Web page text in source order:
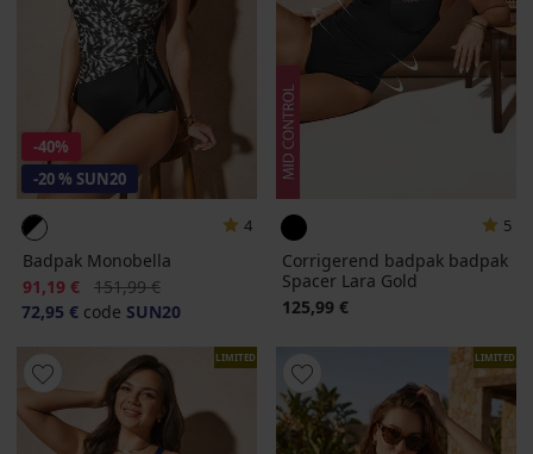
-40%
-20 % SUN20
4
Badpak Monobella
Korting
91,19 € Oorspronkelijke prijs
151,99 €
72,95 € code SUN20
5
Corrigerend badpak badpak
Spacer Lara Gold
125,99 €
LIMITED LIMITED